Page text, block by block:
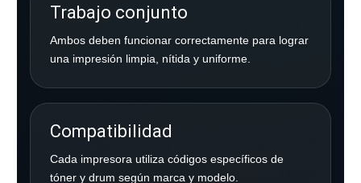
Trabajo conjunto
Ambos deben funcionar correctamente para lograr
una impresión limpia, nítida y uniforme.
Compatibilidad
Cada impresora utiliza códigos específicos de
tóner y drum según marca y modelo.